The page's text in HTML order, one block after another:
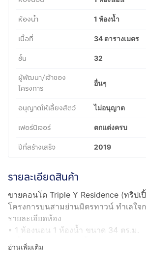
ห้องน้ำ 1 ห้องน้ำ
เนื้อที่ 34 ตารางเมตร
ชั้น 32
ผู้พัฒนา/เจ้าของ
โครงการ
อื่นๆ
อนุญาตให้เลี้ยงสัตว์ ไม่อนุญาต
เฟอร์นิเจอร์ ตกแต่งครบ
ปีที่สร้างเสร็จ 2019
รายละเอียดสินค้า
ขายคอนโด Triple Y Residence (ทริปเ
โครงการบนสามย่านมิตรทาวน์ ทำเลใจ
รายละเอียดห้อง
• 1 ห้องนอน 1 ห้องน้ำ ขนาด 34 ตร.ม.
• ชั้น 32 (อาคาร 33 ชั้น) วิวเมืองโล่ง ไ
อ่านเพิ่มเติม